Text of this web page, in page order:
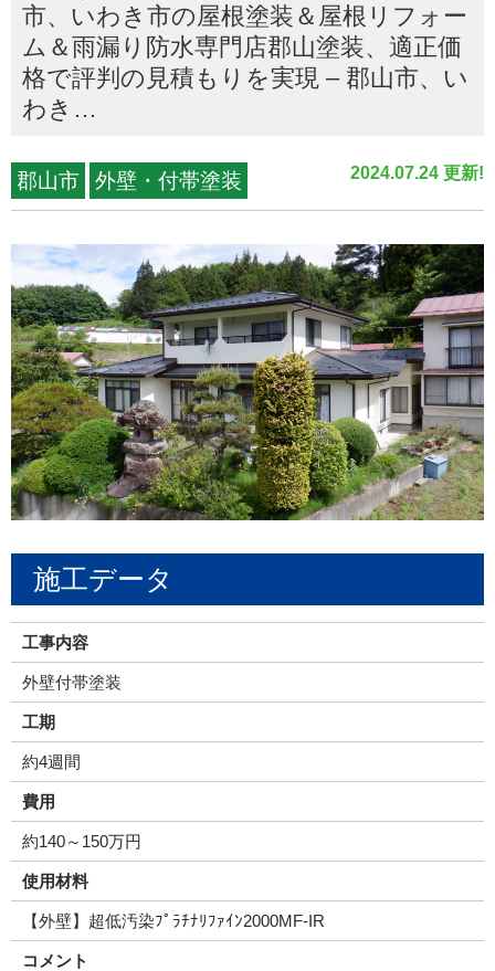
市、いわき市の屋根塗装＆屋根リフォー
ム＆雨漏り防水専門店郡山塗装、適正価
格で評判の見積もりを実現 – 郡山市、い
わき…
2024.07.24 更新!
郡山市 外壁・付帯塗装
施工データ
工事内容
外壁付帯塗装
工期
約4週間
費用
約140～150万円
使用材料
【外壁】超低汚染ﾌﾟﾗﾁﾅﾘﾌｧｲﾝ2000MF-IR
コメント